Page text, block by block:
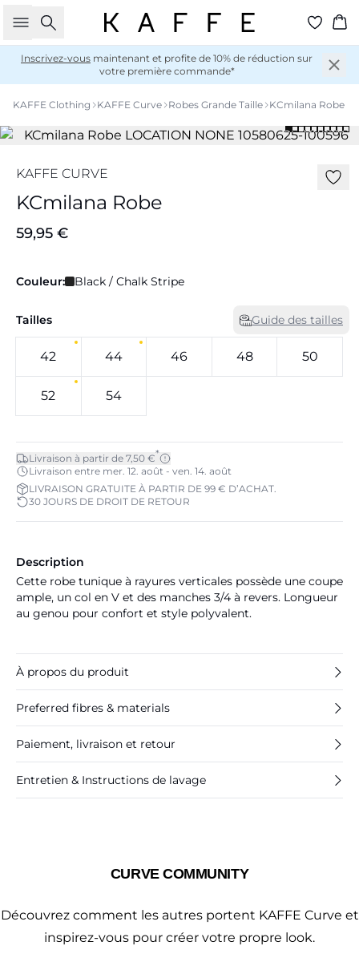
Rechercher
Inscrivez-vous maintenant et profite de 10% de réduction sur
votre première commande*
KAFFE Clothing KAFFE Curve Robes Grande Taille KCmilana Robe
KAFFE CURVE
KCmilana Robe
59,95 €
Couleur: Black / Chalk Stripe
Tailles Guide des tailles
42 44 46 48 50
52 54
Livraison à partir de 7,50 €*
Livraison entre mer. 12. août - ven. 14. août
LIVRAISON GRATUITE À PARTIR DE 99 € D’ACHAT.
30 JOURS DE DROIT DE RETOUR
Description
Cette robe tunique à rayures verticales possède une coupe
ample, un col en V et des manches 3/4 à revers. Longueur
au genou pour confort et style polyvalent.
À propos du produit
Preferred fibres & materials
Paiement, livraison et retour
Entretien & Instructions de lavage
CURVE COMMUNITY
Découvrez comment les autres portent KAFFE Curve et
inspirez-vous pour créer votre propre look.